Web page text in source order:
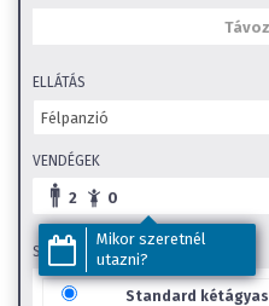
Mikor szeretnél
utazni?
ELLÁTÁS
VENDÉGEK
2 0
SZOBA TÍPUS
Standard kétágyas